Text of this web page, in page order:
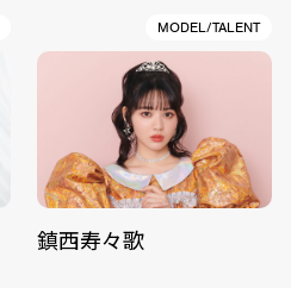
MODEL/TALENT
鎮西寿々歌